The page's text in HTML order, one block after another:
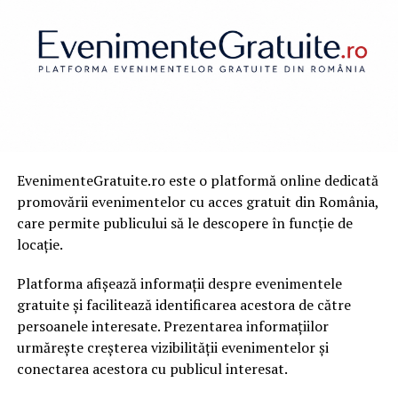
vei găsi restaurante pentru toate gusturile.
Dacă ești pasionat de bucătăria italiană, nu trebuie să
care urmează rețetele tradiționale napoletane. De la
aluatul fraged și pufos până la toppingurile de calitate
superioară, fiecare felie îți oferă o experiență culinară
autentică, care te transportă direct în Italia.
Pe lângă pizza, restaurantele italiene din Cluj
impresionează cu preparate precum pastele proaspete
risotto-ul cremossautiramisu-ul rafinat, ideale
pentru a-ți completa călătoria culinară.
Cafenele și Locuri de Relaxare
EvenimenteGratuite.ro este o platformă online dedicată
promovării evenimentelor cu acces gratuit din România,
care permite publicului să le descopere în funcție de
locație.
Platforma afișează informații despre evenimentele
gratuite și facilitează identificarea acestora de către
persoanele interesate. Prezentarea informațiilor
urmărește creșterea vizibilității evenimentelor și
conectarea acestora cu publicul interesat.